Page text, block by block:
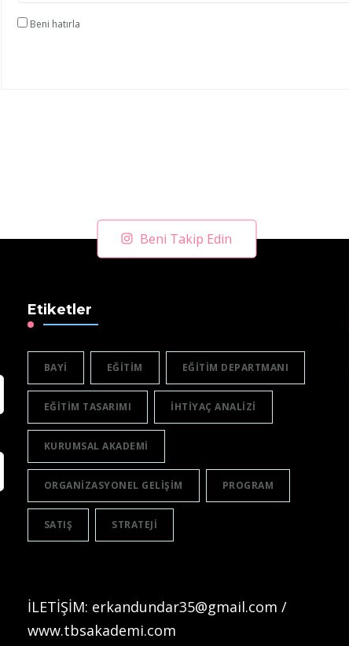
Beni hatırla
Beni Takip Edin
Etiketler
BAYI EĞITIM EĞITIM DEPARTMANI
EĞITIM TASARIMI IHTIYAÇ ANALIZI
KURUMSAL AKADEMI
ORGANIZASYONEL GELIŞIM PROGRAM
SATIŞ STRATEJI
İLETİŞİM: erkandundar35@gmail.com /
www.tbsakademi.com